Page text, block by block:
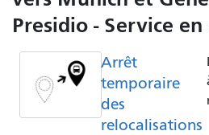
Presidio - Service en
Arrêt
temporaire
des
relocalisations